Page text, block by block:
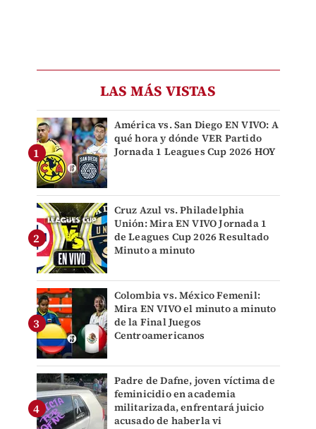
LAS MÁS VISTAS
América vs. San Diego EN VIVO: A
qué hora y dónde VER Partido
Jornada 1 Leagues Cup 2026 HOY
Cruz Azul vs. Philadelphia
Unión: Mira EN VIVO Jornada 1
de Leagues Cup 2026 Resultado
Minuto a minuto
Colombia vs. México Femenil:
Mira EN VIVO el minuto a minuto
de la Final Juegos
Centroamericanos
Padre de Dafne, joven víctima de
feminicidio en academia
militarizada, enfrentará juicio
acusado de haberla vi